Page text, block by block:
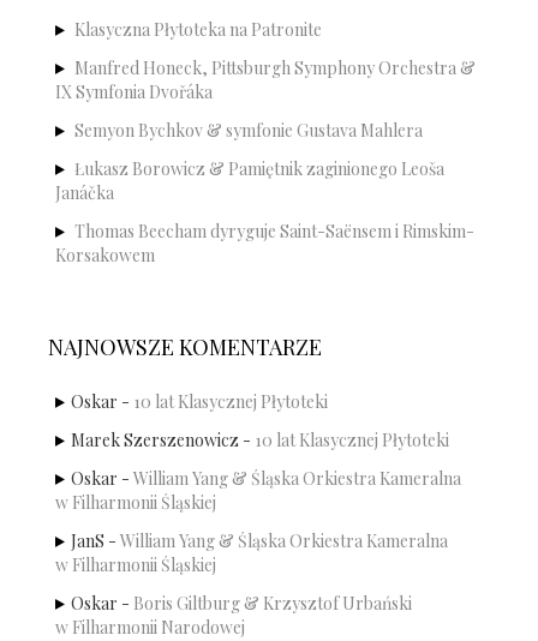
Klasyczna Płytoteka na Patronite
Manfred Honeck, Pittsburgh Symphony Orchestra &
IX Symfonia Dvořáka
Semyon Bychkov & symfonie Gustava Mahlera
Łukasz Borowicz & Pamiętnik zaginionego Leoša
Janáčka
Thomas Beecham dyryguje Saint-Saënsem i Rimskim-
Korsakowem
NAJNOWSZE KOMENTARZE
Oskar - 10 lat Klasycznej Płytoteki
Marek Szerszenowicz - 10 lat Klasycznej Płytoteki
Oskar - William Yang & Śląska Orkiestra Kameralna
w Filharmonii Śląskiej
JanS - William Yang & Śląska Orkiestra Kameralna
w Filharmonii Śląskiej
Oskar - Boris Giltburg & Krzysztof Urbański
w Filharmonii Narodowej